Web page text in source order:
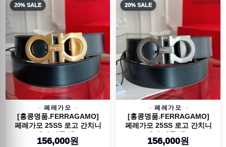
20% SALE
페레가모
[홍콩명품.FERRAGAMO]
페레가모 25SS 로고 간치니
레더 가죽 벨...
156,000원
20% SALE
페레가모
[홍콩명품.FERRAGAMO]
페레가모 25SS 로고 간치니
레더 가죽 벨...
156,000원